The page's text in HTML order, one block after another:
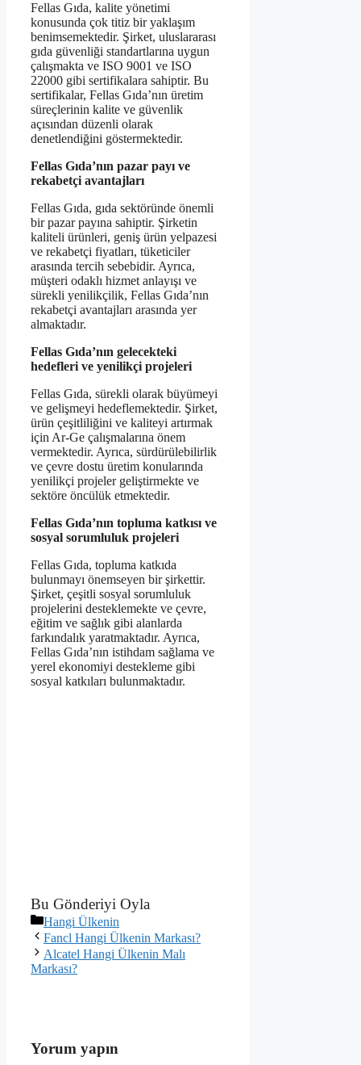
Fellas Gıda, kalite yönetimi
konusunda çok titiz bir yaklaşım
benimsemektedir. Şirket, uluslararası
gıda güvenliği standartlarına uygun
çalışmakta ve ISO 9001 ve ISO
22000 gibi sertifikalara sahiptir. Bu
sertifikalar, Fellas Gıda’nın üretim
süreçlerinin kalite ve güvenlik
açısından düzenli olarak
denetlendiğini göstermektedir.
Fellas Gıda’nın pazar payı ve
rekabetçi avantajları
Fellas Gıda, gıda sektöründe önemli
bir pazar payına sahiptir. Şirketin
kaliteli ürünleri, geniş ürün yelpazesi
ve rekabetçi fiyatları, tüketiciler
arasında tercih sebebidir. Ayrıca,
müşteri odaklı hizmet anlayışı ve
sürekli yenilikçilik, Fellas Gıda’nın
rekabetçi avantajları arasında yer
almaktadır.
Fellas Gıda’nın gelecekteki
hedefleri ve yenilikçi projeleri
Fellas Gıda, sürekli olarak büyümeyi
ve gelişmeyi hedeflemektedir. Şirket,
ürün çeşitliliğini ve kaliteyi artırmak
için Ar-Ge çalışmalarına önem
vermektedir. Ayrıca, sürdürülebilirlik
ve çevre dostu üretim konularında
yenilikçi projeler geliştirmekte ve
sektöre öncülük etmektedir.
Fellas Gıda’nın topluma katkısı ve
sosyal sorumluluk projeleri
Fellas Gıda, topluma katkıda
bulunmayı önemseyen bir şirkettir.
Şirket, çeşitli sosyal sorumluluk
projelerini desteklemekte ve çevre,
eğitim ve sağlık gibi alanlarda
farkındalık yaratmaktadır. Ayrıca,
Fellas Gıda’nın istihdam sağlama ve
yerel ekonomiyi destekleme gibi
sosyal katkıları bulunmaktadır.
Bu Gönderiyi Oyla
Kategoriler
Hangi Ülkenin
Fancl Hangi Ülkenin Markası?
Alcatel Hangi Ülkenin Malı
Markası?
Yorum yapın